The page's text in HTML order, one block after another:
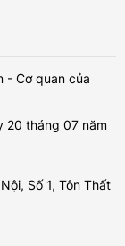
- Cơ quan của
20 tháng 07 năm
Số 1, Tôn Thất